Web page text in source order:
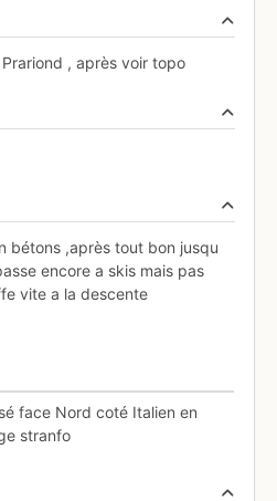
, après voir topo
bétons ,après tout bon jusqu
encore a skis mais pas
vite a la descente
face Nord coté Italien en
stranfo